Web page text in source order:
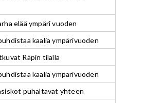
elää ympäri vuoden
kaalia ympärivuoden
Räpin tilalla
kaalia ympärivuoden
puhaltavat yhteen